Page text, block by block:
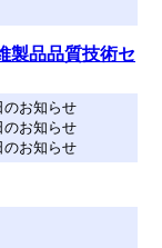
品品質技術セ
のお知らせ
のお知らせ
のお知らせ